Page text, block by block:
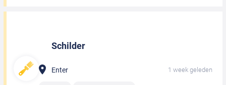
Schilder
Enter 1 week geleden